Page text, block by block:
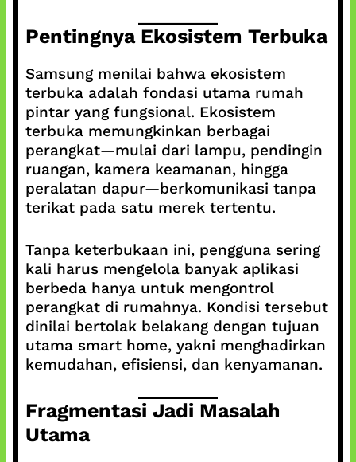
Pentingnya Ekosistem Terbuka
Samsung menilai bahwa ekosistem
terbuka adalah fondasi utama rumah
pintar yang fungsional. Ekosistem
terbuka memungkinkan berbagai
perangkat—mulai dari lampu, pendingin
ruangan, kamera keamanan, hingga
peralatan dapur—berkomunikasi tanpa
terikat pada satu merek tertentu.
Tanpa keterbukaan ini, pengguna sering
kali harus mengelola banyak aplikasi
berbeda hanya untuk mengontrol
perangkat di rumahnya. Kondisi tersebut
dinilai bertolak belakang dengan tujuan
utama smart home, yakni menghadirkan
kemudahan, efisiensi, dan kenyamanan.
Fragmentasi Jadi Masalah
Utama